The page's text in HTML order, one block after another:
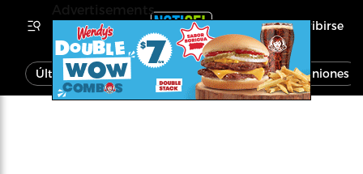
Inscribirse
Última Hora Noticias Economía Opiniones
Advertisements